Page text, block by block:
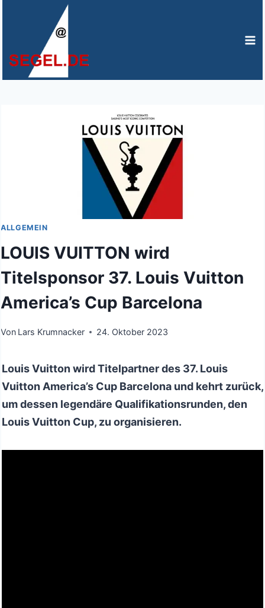
springen
ALLGEMEIN
LOUIS VUITTON wird
Titelsponsor 37. Louis Vuitton
America’s Cup Barcelona
Von Lars Krumnacker 24. Oktober 2023
Louis Vuitton wird Titelpartner des 37. Louis
Vuitton America’s Cup Barcelona und kehrt zurück,
um dessen legendäre Qualifikationsrunden, den
Louis Vuitton Cup, zu organisieren.